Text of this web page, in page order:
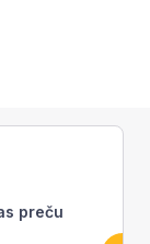
preču